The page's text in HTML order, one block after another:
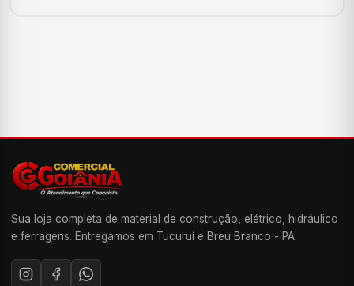
Sua loja completa de material de construção, elétrico, hidráulico
e ferragens. Entregamos em Tucuruí e Breu Branco - PA.